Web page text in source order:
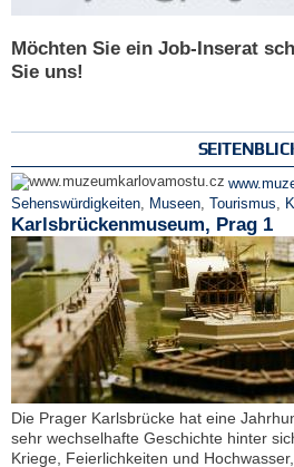
Möchten Sie ein Job-Inserat
Sie uns!
Sehenswürdigkeiten, Museen, Tourismus,
Karlsbrückenmuseum, Prag 1
Die Prager Karlsbrücke hat eine
sehr wechselhafte Geschichte hinter
Kriege, Feierlichkeiten und